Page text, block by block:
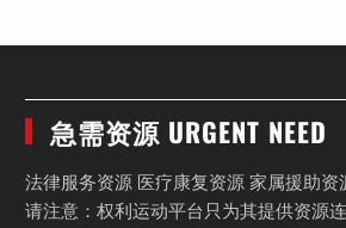
急需资源 URGENT NEED
法律服务资源 医疗康复资源 家属援助资
请注意：权利运动平台只为其提供资源